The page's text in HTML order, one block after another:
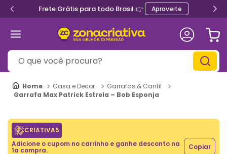
Frete Grátis para todo Brasil 👉 Aproveite
O que você procura?
Casa e Decor
Garrafas & Cantil
Garrafa Max Patrick Estrela – Bob Esponja
CRIATIVA5
Adicione o cupom no carrinho e ganhe desconto na
1a compra. Copiar